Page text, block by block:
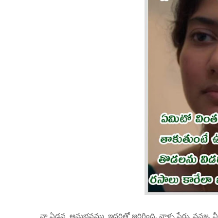
నా ఏడవ అనుభవము ఇద్దరితో జరిగింది, వాళ్ళ పేర్లు, వనజ,